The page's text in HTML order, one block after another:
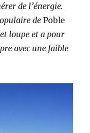
de l’énergie.
dePoble
loupeet a pour
avec une faible